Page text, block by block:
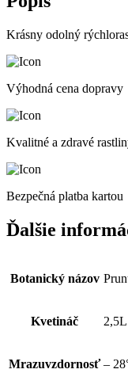
Krásny odolný
Výhodná cena dopravy
Kvalitné a zdravé
Bezpečná platba kartou
Ďalšie
Botanický názov
Kvetináč 2,5L
Mrazuvzdornosť –